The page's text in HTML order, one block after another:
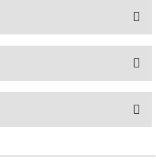
siz yapın!